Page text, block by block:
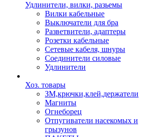
Удлинители, вилки, разьемы
Вилки кабельные
Выключатели для бра
Разветвители, адаптеры
Розетки кабельные
Сетевые кабеля, шнуры
Соединители силовые
Удлинители
Хоз. товары
ЗМ,крючки,клей,держатели
Магниты
Огнеборец
Отпугиватели насекомых и
грызунов